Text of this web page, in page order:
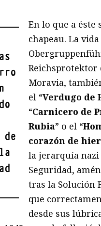
En lo que a éste
chapeau. La vida
Reichsprotektor
Moravia,
el “Verdugo de
“Carnicero de
Rubia” o el “
corazón de
la jerarquía nazi
Seguridad,
tras la Solución
que
desde sus